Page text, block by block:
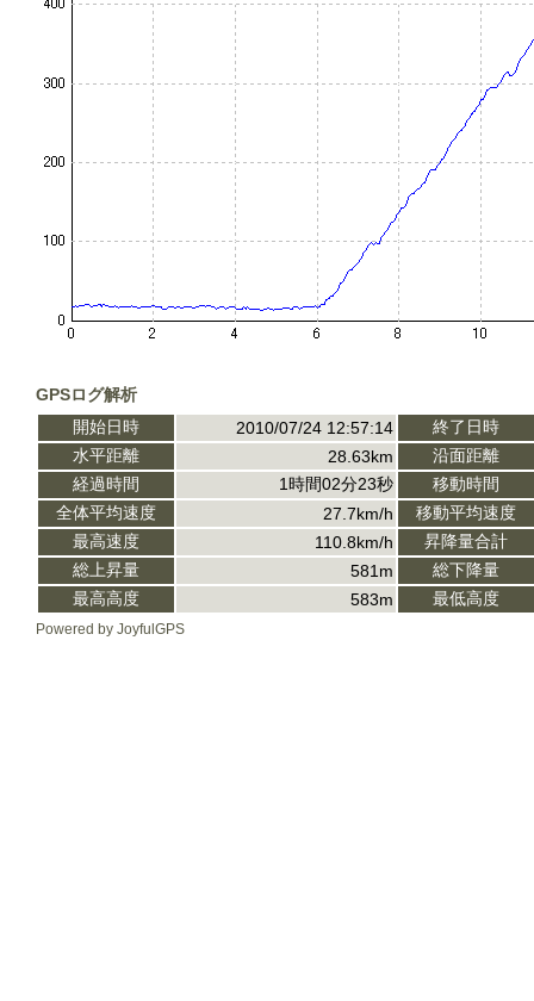
GPSログ解析
開始日時
2010/07/24 12:57:14
終了日時
水平距離
28.63km
沿面距離
経過時間
1時間02分23秒
移動時間
全体平均速度
27.7km/h
移動平均速度
最高速度
110.8km/h
昇降量合計
総上昇量
581m
総下降量
最高高度
583m 最低高度
Powered by JoyfulGPS